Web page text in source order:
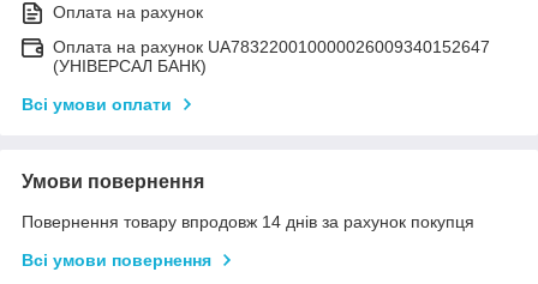
Оплата на рахунок
Оплата на рахунок UA783220010000026009340152647
(УНІВЕРСАЛ БАНК)
Всі умови оплати
Умови повернення
Повернення товару впродовж 14 днів за рахунок покупця
Всі умови повернення